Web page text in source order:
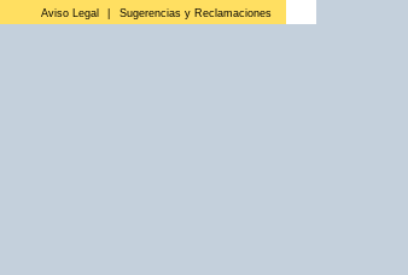
Aviso Legal Sugerencias y Reclamaciones